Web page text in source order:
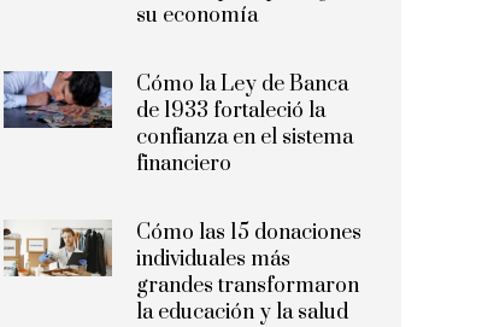
su economía
Cómo la Ley de Banca
de 1933 fortaleció la
confianza en el sistema
financiero
Cómo las 15 donaciones
individuales más
grandes transformaron
la educación y la salud